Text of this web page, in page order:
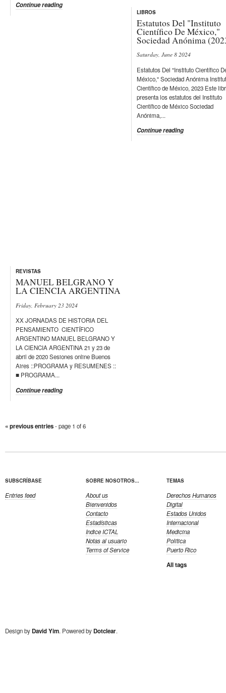
Continue reading
LIBROS
Estatutos Del "Instituto
Científico De México,"
Sociedad Anónima
Saturday, June 8 2024
Estatutos Del "Instituto Científico
México," Sociedad Anónima
Científico de México, 2023 Este
presenta los estatutos del Instituto
Científico de México Sociedad
Anónima,...
Continue reading
REVISTAS
MANUEL BELGRANO Y
LA CIENCIA ARGENTINA
Friday, February 23 2024
XX JORNADAS DE HISTORIA DEL
PENSAMIENTO CIENTÍFICO
ARGENTINO MANUEL BELGRANO Y
LA CIENCIA ARGENTINA 21 y 23 de
abril de 2020 Sesiones online Buenos
Aires ::PROGRAMA y RESUMENES ::
■ PROGRAMA...
Continue reading
« previous entries- page 1 of 6
SUBSCRÍBASE
Entries feed
SOBRE NOSOTROS...
About us
Bienvenidos
Contacto
Estadísticas
Indice ICTAL
Notas al usuario
Terms of Service
TEMAS
Derechos Humanos
Digital
Estados Unidos
Internacional
Medicina
Politica
Puerto Rico
All tags
Design byDavid Yim. Powered byDotclear.